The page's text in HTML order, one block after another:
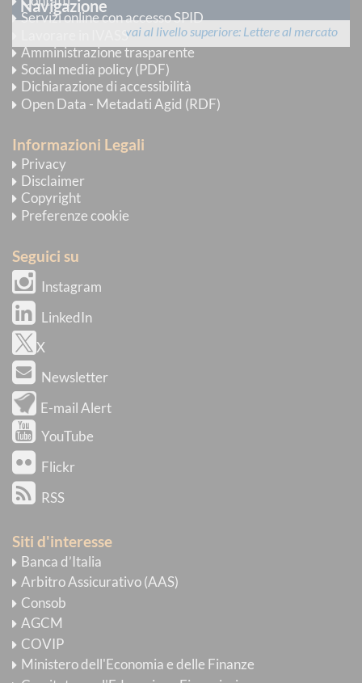
Navigazione
vai al livello superiore Lettere al mercato
Servizi online con accesso SPID
Lavorare in IVASS
Amministrazione trasparente
Social media policy (PDF)
Dichiarazione di accessibilità
Open Data - Metadati Agid (RDF)
Informazioni Legali
Privacy
Disclaimer
Copyright
Preferenze cookie
Seguici su
Instagram
LinkedIn
X
Newsletter
E-mail Alert
YouTube
Flickr
RSS
Siti d'interesse
Banca d’Italia
Arbitro Assicurativo (AAS)
Consob
AGCM
COVIP
Ministero dell'Economia e delle Finanze